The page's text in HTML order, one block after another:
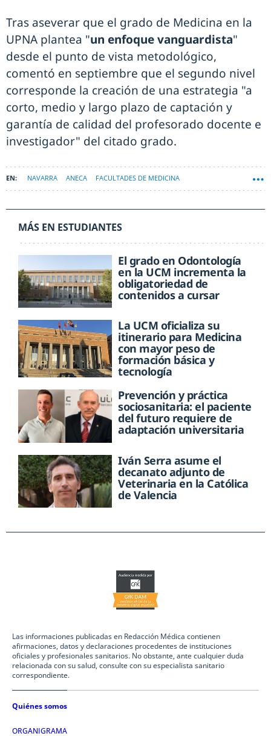
Tras aseverar que el grado de Medicina en la
UPNA plantea "un enfoque vanguardista"
desde el punto de vista metodológico,
comentó en septiembre que el segundo nivel
corresponde la creación de una estrategia "a
corto, medio y largo plazo de captación y
garantía de calidad del profesorado docente e
investigador" del citado grado.
NAVARRA ANECA FACULTADES DE MEDICINA
MÁS EN ESTUDIANTES
El grado en Odontología
en la UCM incrementa la
obligatoriedad de
contenidos a cursar
La UCM oficializa su
itinerario para Medicina
con mayor peso de
formación básica y
tecnología
Prevención y práctica
sociosanitaria: el paciente
del futuro requiere de
adaptación universitaria
Iván Serra asume el
decanato adjunto de
Veterinaria en la Católica
de Valencia
Las informaciones publicadas en Redacción Médica contienen
afirmaciones, datos y declaraciones procedentes de instituciones
oficiales y profesionales sanitarios. No obstante, ante cualquier duda
relacionada con su salud, consulte con su especialista sanitario
correspondiente.
Quiénes somos
ORGANIGRAMA